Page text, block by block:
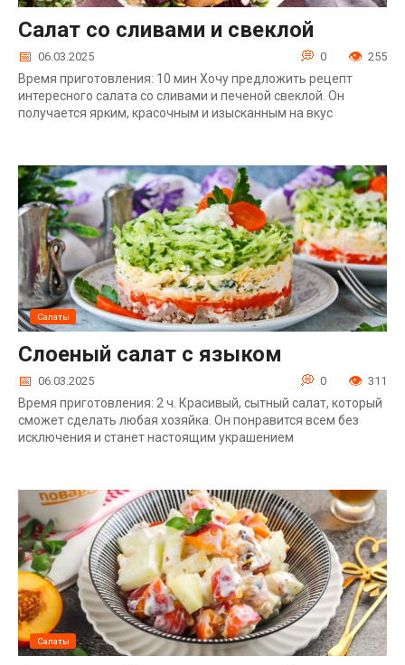
Салат со сливами и свеклой
06.03.2025 0 255
Время приготовления: 10 мин Хочу предложить рецепт
интересного салата со сливами и печеной свеклой. Он
получается ярким, красочным и изысканным на вкус
Салаты
Слоеный салат с языком
06.03.2025 0 311
Время приготовления: 2 ч. Красивый, сытный салат, который
сможет сделать любая хозяйка. Он понравится всем без
исключения и станет настоящим украшением
Салаты